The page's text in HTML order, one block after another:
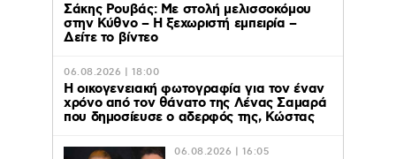
Σάκης Ρουβάς: Με στολή μελισσοκόμου
στην Κύθνο – Η ξεχωριστή εμπειρία –
Δείτε το βίντεο
06.08.2026 | 18:00
Η οικογενειακή φωτογραφία για τον έναν
χρόνο από τον θάνατο της Λένας Σαμαρά
που δημοσίευσε ο αδερφός της, Κώστας
06.08.2026 | 16:05